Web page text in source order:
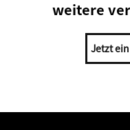
weitere
Jetzt